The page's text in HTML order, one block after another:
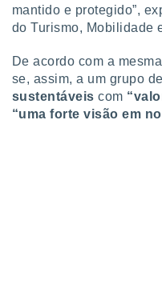
únicos
para
mantido e protegido”,
do Turismo, Mobilidade
De acordo com a
se, assim, a um grupo de
sustentáveiscom
“uma forte visão em